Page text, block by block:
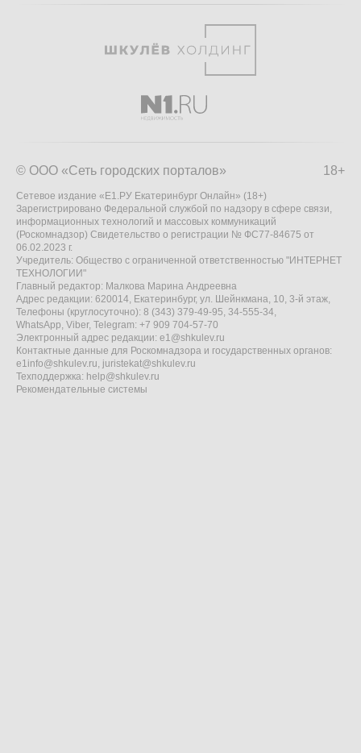
18+
© ООО «Сеть городских порталов»
Сетевое издание «Е1.РУ Екатеринбург Онлайн» (18+)
Зарегистрировано Федеральной службой по надзору в сфере связи,
информационных технологий и массовых коммуникаций
(Роскомнадзор) Свидетельство о регистрации № ФС77-84675 от
06.02.2023 г.
Учредитель: Общество с ограниченной ответственностью "ИНТЕРНЕТ
ТЕХНОЛОГИИ"
Главный редактор: Малкова Марина Андреевна
Адрес редакции: 620014, Екатеринбург, ул. Шейнкмана, 10, 3-й этаж,
Телефоны (круглосуточно): 8 (343) 379-49-95, 34-555-34,
WhatsApp, Viber, Telegram: +7 909 704-57-70
Электронный адрес редакции: e1@shkulev.ru
Контактные данные для Роскомнадзора и государственных органов:
e1info@shkulev.ru, juristekat@shkulev.ru
Техподдержка: help@shkulev.ru
Рекомендательные системы